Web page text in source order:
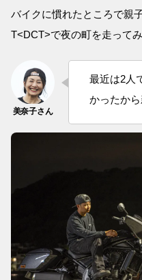
バイクに慣れたところで親
T<DCT>で夜の町を走って
最近は2人
かったから